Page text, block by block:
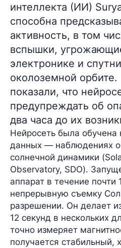
интеллекта (ИИ)
способна
активность, в том
вспышки,
электронике и
околоземной
показали, что
предупреждать об
два часа до их
Нейросеть была
данных — наблюдениях
солнечной динамики (
Observatory, SDO).
аппарат в течение почти
непрерывную съемку
разрешении. Он делает
12 секунд в нескольких
точно измеряет
получается стабильный,